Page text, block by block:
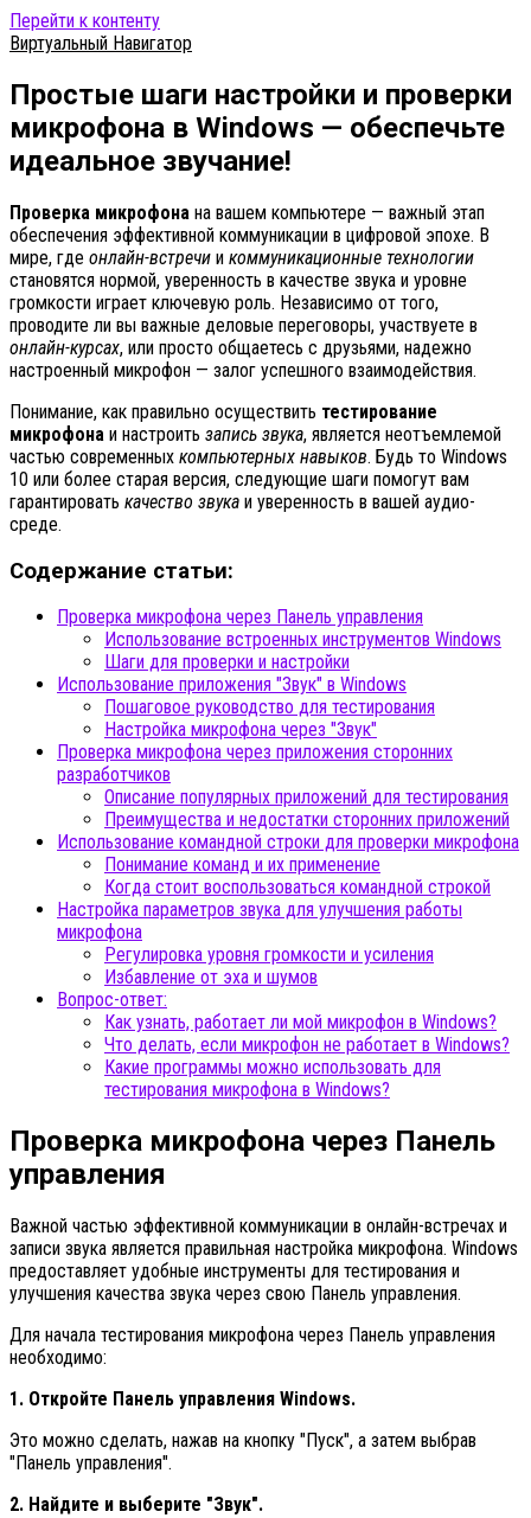
Перейти к контенту
Виртуальный Навигатор
Простые шаги настройки и проверки
микрофона в Windows — обеспечьте
идеальное звучание!
Проверка микрофона на вашем компьютере — важный этап
обеспечения эффективной коммуникации в цифровой эпохе. В
мире, где онлайн-встречи и коммуникационные технологии
становятся нормой, уверенность в качестве звука и уровне
громкости играет ключевую роль. Независимо от того,
проводите ли вы важные деловые переговоры, участвуете в
онлайн-курсах, или просто общаетесь с друзьями, надежно
настроенный микрофон — залог успешного взаимодействия.
Понимание, как правильно осуществить тестирование
микрофона и настроить запись звука, является неотъемлемой
частью современных компьютерных навыков. Будь то Windows
10 или более старая версия, следующие шаги помогут вам
гарантировать качество звука и уверенность в вашей аудио-
среде.
Содержание статьи:
Проверка микрофона через Панель управления
Использование встроенных инструментов Windows
Шаги для проверки и настройки
Использование приложения "Звук" в Windows
Пошаговое руководство для тестирования
Настройка микрофона через "Звук"
Проверка микрофона через приложения сторонних
разработчиков
Описание популярных приложений для тестирования
Преимущества и недостатки сторонних приложений
Использование командной строки для проверки микрофона
Понимание команд и их применение
Когда стоит воспользоваться командной строкой
Настройка параметров звука для улучшения работы
микрофона
Регулировка уровня громкости и усиления
Избавление от эха и шумов
Вопрос-ответ:
Как узнать, работает ли мой микрофон в Windows?
Что делать, если микрофон не работает в Windows?
Какие программы можно использовать для
тестирования микрофона в Windows?
Проверка микрофона через Панель
управления
Важной частью эффективной коммуникации в онлайн-встречах и
записи звука является правильная настройка микрофона. Windows
предоставляет удобные инструменты для тестирования и
улучшения качества звука через свою Панель управления.
Для начала тестирования микрофона через Панель управления
необходимо:
1. Откройте Панель управления Windows.
Это можно сделать, нажав на кнопку "Пуск", а затем выбрав
"Панель управления".
2. Найдите и выберите "Звук".